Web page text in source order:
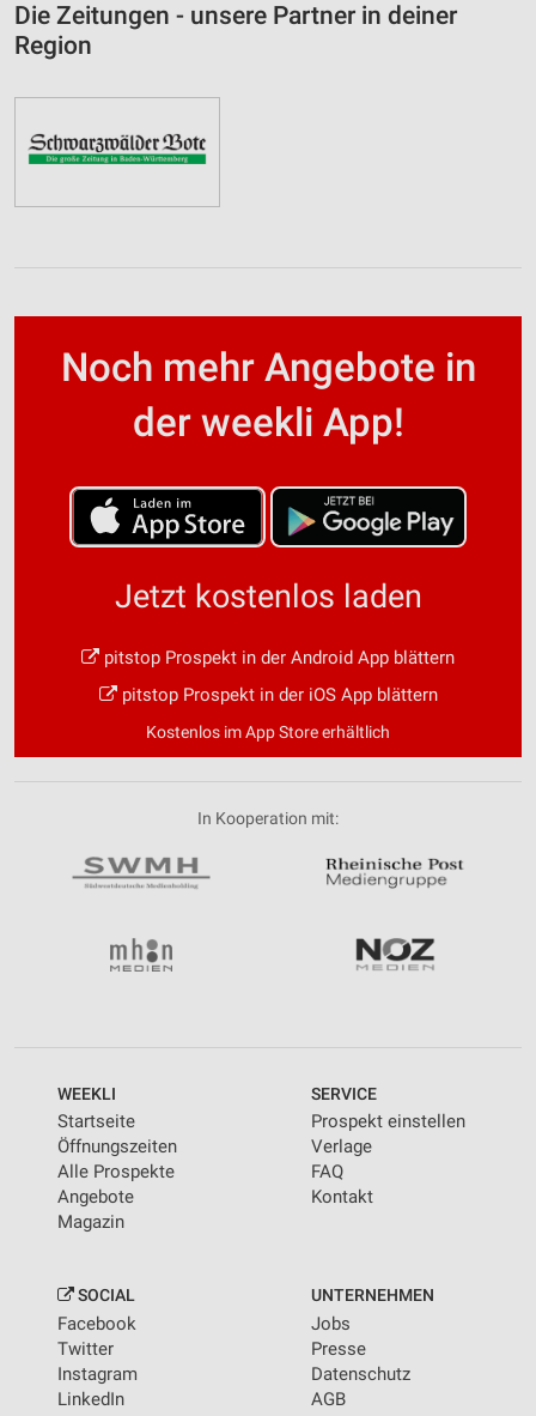
Die Zeitungen - unsere Partner in deiner
Region
Noch mehr Angebote in
der weekli App!
Jetzt kostenlos laden
pitstop Prospekt in der Android App blättern
pitstop Prospekt in der iOS App blättern
Kostenlos im App Store erhältlich
In Kooperation mit:
WEEKLI
Startseite
Öffnungszeiten
Alle Prospekte
Angebote
Magazin
SERVICE
Prospekt einstellen
Verlage
FAQ
Kontakt
SOCIAL
Facebook
Twitter
Instagram
LinkedIn
UNTERNEHMEN
Jobs
Presse
Datenschutz
AGB